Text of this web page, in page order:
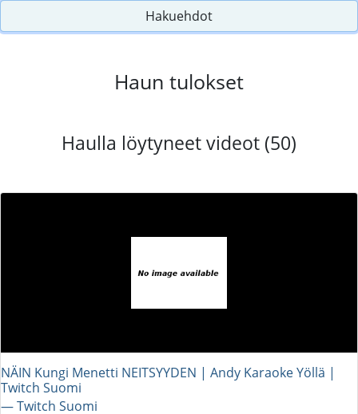
Hakuehdot
Haun tulokset
Haulla löytyneet videot (50)
NÄIN Kungi Menetti NEITSYYDEN | Andy Karaoke Yöllä |
Twitch Suomi
― Twitch Suomi